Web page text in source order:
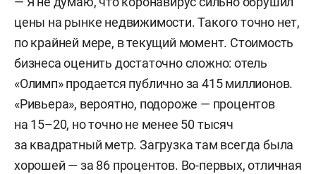
цены на рынке недвижимости. Такого точно нет,
по крайней мере, в текущий момент. Стоимость
бизнеса оценить достаточно сложно: отель
«Олимп» продается публично за 415 миллионов.
«Ривьера», вероятно, подороже — процентов
на 15–20, но точно не менее 50 тысяч
за квадратный метр. Загрузка там всегда была
хорошей — за 86 процентов. Во-первых, отличная